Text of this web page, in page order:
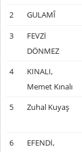
2 GULAMÎ
3
FEVZİ
DÖNMEZ
4
KINALI,
Memet Kınalı
5 Zuhal Kuyaş
6
EFENDİ,